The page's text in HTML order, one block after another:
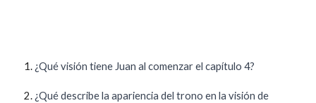
¿Qué visión tiene Juan al comenzar el capítulo 4?
¿Qué describe la apariencia del trono en la visión de